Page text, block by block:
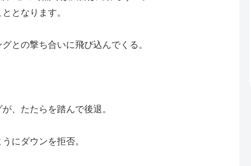
となります。
との撃ち合いに飛び込んでくる。
、たたらを踏んで後退。
にダウンを拒否。